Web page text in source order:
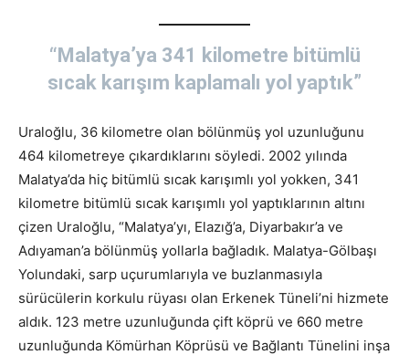
“Malatya’ya 341 kilometre bitümlü
sıcak karışım kaplamalı yol yaptık”
Uraloğlu, 36 kilometre olan bölünmüş yol uzunluğunu
464 kilometreye çıkardıklarını söyledi. 2002 yılında
Malatya’da hiç bitümlü sıcak karışımlı yol yokken, 341
kilometre bitümlü sıcak karışımlı yol yaptıklarının altını
çizen Uraloğlu, “Malatya’yı, Elazığ’a, Diyarbakır’a ve
Adıyaman’a bölünmüş yollarla bağladık. Malatya-Gölbaşı
Yolundaki, sarp uçurumlarıyla ve buzlanmasıyla
sürücülerin korkulu rüyası olan Erkenek Tüneli’ni hizmete
aldık. 123 metre uzunluğunda çift köprü ve 660 metre
uzunluğunda Kömürhan Köprüsü ve Bağlantı Tünelini inşa